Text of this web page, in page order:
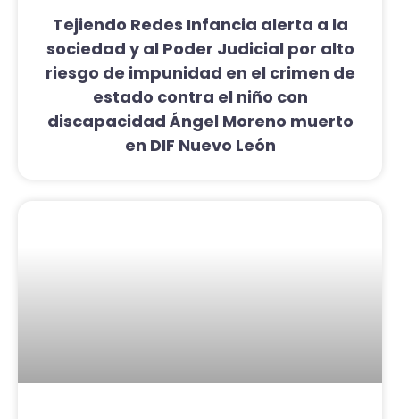
Tejiendo Redes Infancia alerta a la
sociedad y al Poder Judicial por alto
riesgo de impunidad en el crimen de
estado contra el niño con
discapacidad Ángel Moreno muerto
en DIF Nuevo León